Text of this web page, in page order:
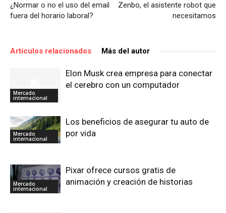
¿Normar o no el uso del email
fuera del horario laboral?
Zenbo, el asistente robot que
necesitamos
Artículos relacionados Más del autor
Mercado
internacional
Elon Musk crea empresa para conectar
el cerebro con un computador
Mercado
internacional
Los beneficios de asegurar tu auto de
por vida
Mercado
internacional
Pixar ofrece cursos gratis de
animación y creación de historias